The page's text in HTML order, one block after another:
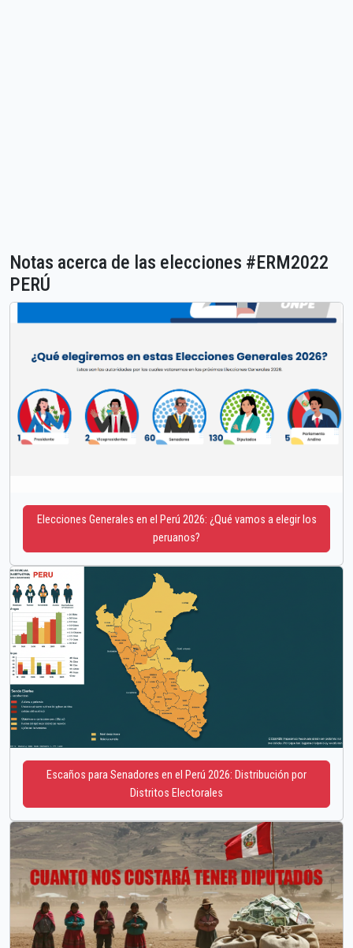
Notas acerca de las elecciones #ERM2022
PERÚ
Elecciones Generales en el Perú 2026: ¿Qué vamos a elegir los
peruanos?
Escaños para Senadores en el Perú 2026: Distribución por
Distritos Electorales